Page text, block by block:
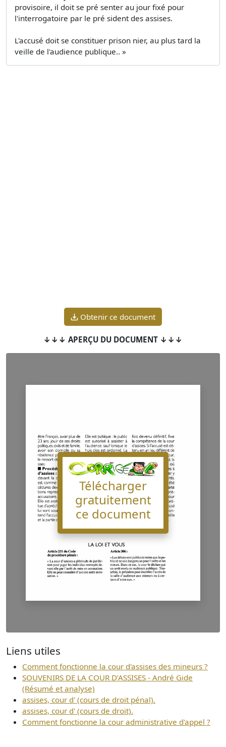
provisoire, il doit se pré­ senter au jour fixé pour
l'interrogatoire par le pré­ sident des assises.
L'accusé doit se constituer prison­ nier, au plus tard la
veille de l'audience publique.. »
Obtenir ce document
↓↓↓ APERÇU DU DOCUMENT ↓↓↓
Télécharger
gratuitement
ce document
Liens utiles
Comment fonctionne la cour d'assises des mineurs ?
SOUVENIRS DE LA COUR D’ASSISES - André Gide
(Résumé et analyse)
assises, cour d' (cours de droit pénal).
assises, cour d' (cours de droit).
Comment fonctionne la cour administrative d'appel ?